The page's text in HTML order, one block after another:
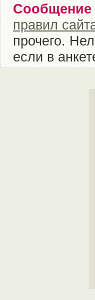
Сообщение
правил
прочего.
если в